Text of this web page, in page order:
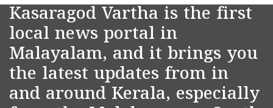
Kasaragod Vartha is the first
local news portal in
Malayalam, and it brings you
the latest updates from in
and around Kerala, especially